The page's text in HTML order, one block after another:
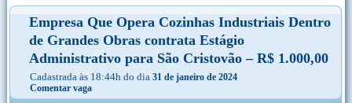
Empresa Que Opera Cozinhas Industriais Dentro
de Grandes Obras contrata Estágio
Administrativo para São Cristovão – R$ 1.000,00
Cadastrada às 18:44h do dia 31 de janeiro de 2024
Comentar vaga